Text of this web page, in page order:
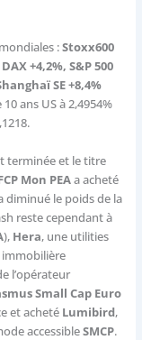
:Stoxx600
+4,2%, S&P 500
SE +8,4%
ans US à 2,4954%
terminée et le titre
Mon PEAa acheté
diminué le poids de la
reste cependant à
), Hera, une utilities
l’opérateur
Small Cap Euro
et acheté Lumibird,
accessibleSMCP.